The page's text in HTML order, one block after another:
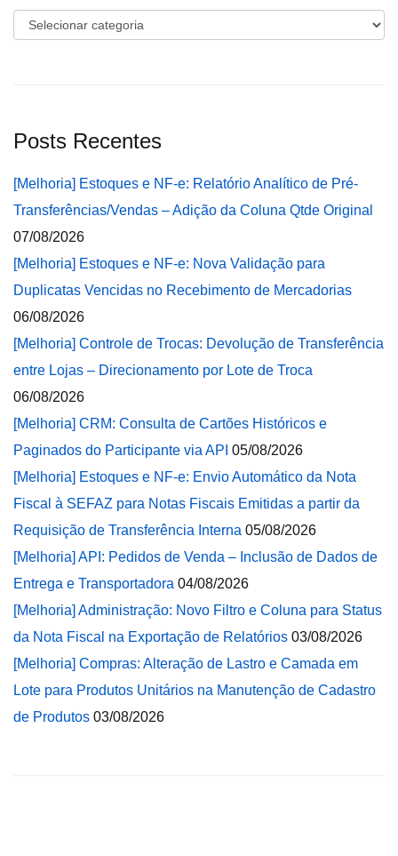
Categorias
Posts Recentes
[Melhoria] Estoques e NF-e: Relatório Analítico de Pré-
Transferências/Vendas – Adição da Coluna Qtde Original
07/08/2026
[Melhoria] Estoques e NF-e: Nova Validação para
Duplicatas Vencidas no Recebimento de Mercadorias
06/08/2026
[Melhoria] Controle de Trocas: Devolução de Transferência
entre Lojas – Direcionamento por Lote de Troca
06/08/2026
[Melhoria] CRM: Consulta de Cartões Históricos e
Paginados do Participante via API 05/08/2026
[Melhoria] Estoques e NF-e: Envio Automático da Nota
Fiscal à SEFAZ para Notas Fiscais Emitidas a partir da
Requisição de Transferência Interna 05/08/2026
[Melhoria] API: Pedidos de Venda – Inclusão de Dados de
Entrega e Transportadora 04/08/2026
[Melhoria] Administração: Novo Filtro e Coluna para Status
da Nota Fiscal na Exportação de Relatórios 03/08/2026
[Melhoria] Compras: Alteração de Lastro e Camada em
Lote para Produtos Unitários na Manutenção de Cadastro
de Produtos 03/08/2026